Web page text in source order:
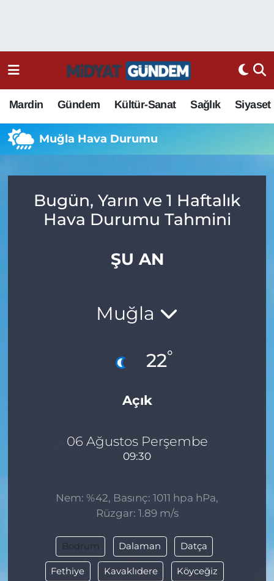
Mardin Gündem Kültür-Sanat Sağlık Siyaset
Muğla Hava Durumu
Bugün, Yarın ve 1 Haftalık
Hava Durumu Tahmini
ŞU AN
Muğla
22°
Açık
06 Ağustos Perşembe
09:30
Nem: %42, Basınç: 1011 hpa hPa,
Rüzgar: 1.89 m/s
Bodrum Dalaman Datça
Fethiye Kavaklıdere Köyceğiz